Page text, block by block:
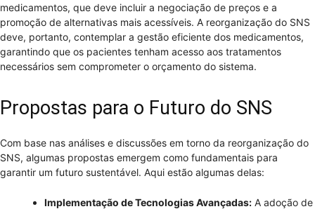
medicamentos, que deve incluir a negociação de preços e a
promoção de alternativas mais acessíveis. A reorganização do SNS
deve, portanto, contemplar a gestão eficiente dos medicamentos,
garantindo que os pacientes tenham acesso aos tratamentos
necessários sem comprometer o orçamento do sistema.
Propostas para o Futuro do SNS
Com base nas análises e discussões em torno da reorganização do
SNS, algumas propostas emergem como fundamentais para
garantir um futuro sustentável. Aqui estão algumas delas:
Implementação de Tecnologias Avançadas: A adoção de